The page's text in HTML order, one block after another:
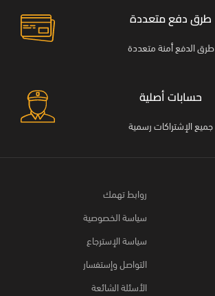
طرق دفع متعددة
طرق الدفع أمنة متعددة
حسابات أصلية
جميع الإشتراكات رسمية
روابط تهمك
سياسة الخصوصية
سياسة الإسترجاع
التواصل وإستفسار
الأسئلة الشائعة